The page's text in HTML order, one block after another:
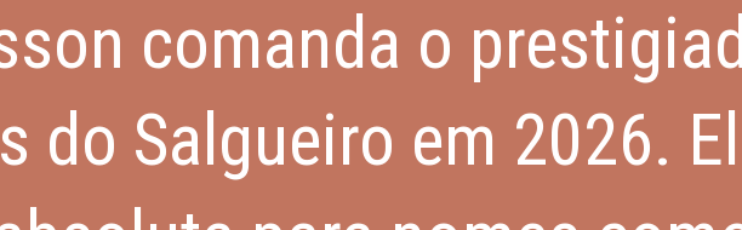
comanda o
do Salgueiro em 2026.